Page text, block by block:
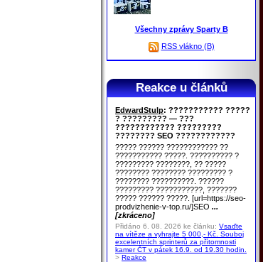
Všechny zprávy Sparty B
RSS vlákno (B)
Reakce u článků
EdwardStulp: ??????????? ?????
? ????????? — ???
???????????? ?????????
???????? SEO ????????????
????? ?????? ???????????? ??
??????????? ?????. ?????????? ?
????????? ????????, ?? ?????
???????? ???????? ????????? ?
???????? ??????????. ??????
????????? ???????????, ???????
????? ?????? ?????. [url=https://seo-
prodvizhenie-v-top.ru/]SEO ...
[zkráceno]
Přidáno 6. 08. 2026 ke článku: Vsaďte
na vítěze a vyhrajte 5 000,- Kč. Souboj
excelentních sprinterů za přítomnosti
kamer ČT v pátek 16.9. od 19.30 hodin.
> Reakce